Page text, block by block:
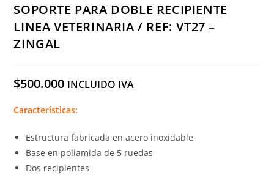
SOPORTE PARA DOBLE RECIPIENTE
LINEA VETERINARIA / REF: VT27 –
ZINGAL
$500.000 INCLUIDO IVA
Características:
Estructura fabricada en acero inoxidable
Base en poliamida de 5 ruedas
Dos recipientes